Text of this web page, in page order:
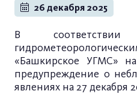
26 декабря 2025
В
«Башкирское УГМС»
предупреждение о
явлениях на 27 декабря